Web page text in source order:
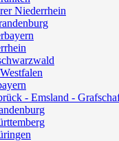
Niederrhein
- Emsland -